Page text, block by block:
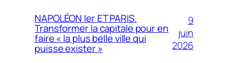
NAPOLÉON Ier ET PARIS.
Transformer la capitale pour en
faire « la plus belle ville qui
puisse exister »
9
juin
2026